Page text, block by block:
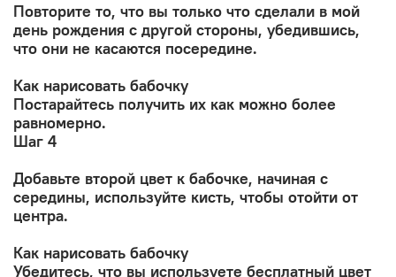
Повторите то, что вы только что сделали в мой
день рождения с другой стороны, убедившись,
что они не касаются посередине.
Как нарисовать бабочку
Постарайтесь получить их как можно более
равномерно.
Шаг 4
Добавьте второй цвет к бабочке, начиная с
середины, используйте кисть, чтобы отойти от
центра.
Как нарисовать бабочку
Убедитесь, что вы используете бесплатный цвет